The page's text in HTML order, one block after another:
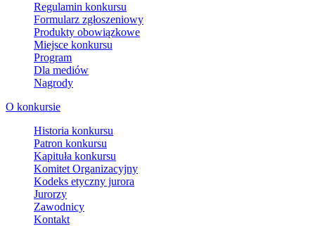
Regulamin konkursu
Formularz zgłoszeniowy
Produkty obowiązkowe
Miejsce konkursu
Program
Dla mediów
Nagrody
O konkursie
Historia konkursu
Patron konkursu
Kapituła konkursu
Komitet Organizacyjny
Kodeks etyczny jurora
Jurorzy
Zawodnicy
Kontakt